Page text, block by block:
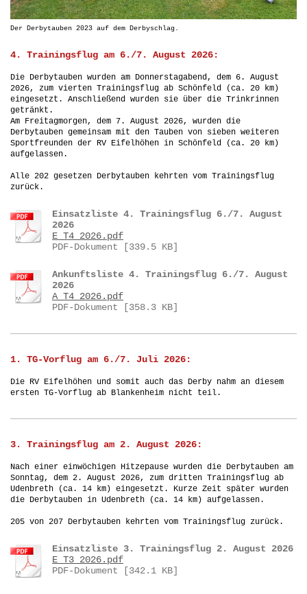
Der Derbytauben 2023 auf dem Derbyschlag.
4. Trainingsflug am 6./7. August 2026:
Die Derbytauben wurden am Donnerstagabend, dem 6. August
2026, zum vierten Trainingsflug ab Schönfeld (ca. 20 km)
eingesetzt. Anschließend wurden sie über die Trinkrinnen
getränkt.
Am Freitagmorgen, dem 7. August 2026, wurden die
Derbytauben gemeinsam mit den Tauben von sieben weiteren
Sportfreunden der RV Eifelhöhen in Schönfeld (ca. 20 km)
aufgelassen.
Alle 202 gesetzen Derbytauben kehrten vom Trainingsflug
zurück.
Einsatzliste 4. Trainingsflug 6./7. August
2026
E_T4_2026.pdf
PDF-Dokument [339.5 KB]
Ankunftsliste 4. Trainingsflug 6./7. August
2026
A_T4_2026.pdf
PDF-Dokument [358.3 KB]
1. TG-Vorflug am 6./7. Juli 2026:
Die RV Eifelhöhen und somit auch das Derby nahm an diesem
ersten TG-Vorflug ab Blankenheim nicht teil.
3. Trainingsflug am 2. August 2026:
Nach einer einwöchigen Hitzepause wurden die Derbytauben am
Sonntag, dem 2. August 2026, zum dritten Trainingsflug ab
Udenbreth (ca. 14 km) eingesetzt. Kurze Zeit später wurden
die Derbytauben in Udenbreth (ca. 14 km) aufgelassen.
205 von 207 Derbytauben kehrten vom Trainingsflug zurück.
Einsatzliste 3. Trainingsflug 2. August 2026
E_T3_2026.pdf
PDF-Dokument [342.1 KB]